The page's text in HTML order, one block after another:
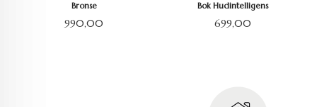
Bronse
Pris
990,00
Bok Hudintelligens
Pris
699,00